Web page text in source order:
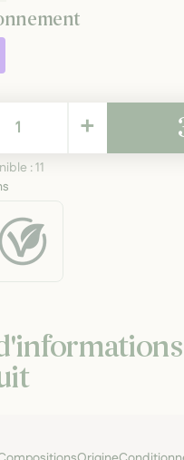
€ TTC+
:11